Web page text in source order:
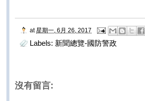
at 星期一, 6月 26, 2017
Labels: 新聞總覽-國防警政
沒有留言: